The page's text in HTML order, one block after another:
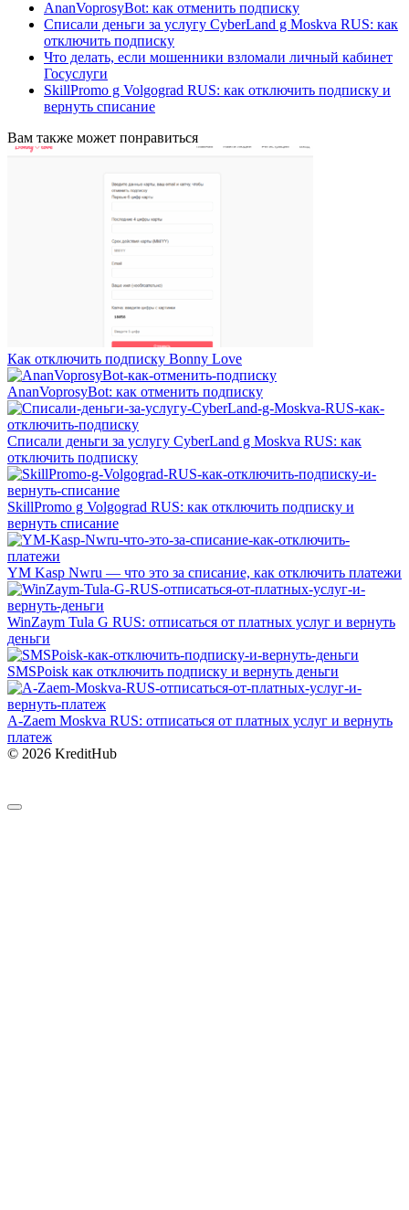
AnanVoprosyBot: как отменить подписку
Списали деньги за услугу CyberLand g Moskva RUS: как
отключить подписку
Что делать, если мошенники взломали личный кабинет
Госуслуги
SkillPromo g Volgograd RUS: как отключить подписку и
вернуть списание
Вам также может понравиться
Как отключить подписку Bonny Love
AnanVoprosyBot: как отменить подписку
Списали деньги за услугу CyberLand g Moskva RUS: как
отключить подписку
SkillPromo g Volgograd RUS: как отключить подписку и
вернуть списание
YM Kasp Nwru — что это за списание, как отключить платежи
WinZaym Tula G RUS: отписаться от платных услуг и вернуть
деньги
SMSPoisk как отключить подписку и вернуть деньги
A-Zaem Moskva RUS: отписаться от платных услуг и вернуть
платеж
© 2026 KreditHub